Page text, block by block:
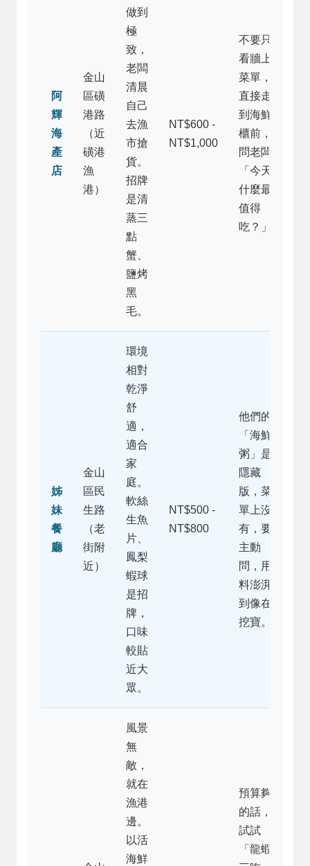
阿
輝
海
產
店
金山
區磺
港路
（近
磺港
漁
港）
做到
極
致，
老闆
清晨
自己
去漁
市搶
貨。
招牌
是清
蒸三
點
蟹、
鹽烤
黑
毛。
NT$600 -
NT$1,000
不要只
看牆上
菜單，
直接走
到海鮮
櫃前，
問老闆
「今天
什麼最
值得
吃？」
姊
妹
餐
廳
金山
區民
生路
（老
街附
近）
環境
相對
乾淨
舒
適，
適合
家
庭。
軟絲
生魚
片、
鳳梨
蝦球
是招
牌，
口味
較貼
近大
眾。
NT$500 -
NT$800
他們的
「海鮮
粥」是
隱藏
版，菜
單上沒
有，要
主動
問，用
料澎湃
到像在
挖寶。
風景
無
敵，
就在
漁港
邊。
以活
海鮮
預算夠
的話，
試試
「龍蝦